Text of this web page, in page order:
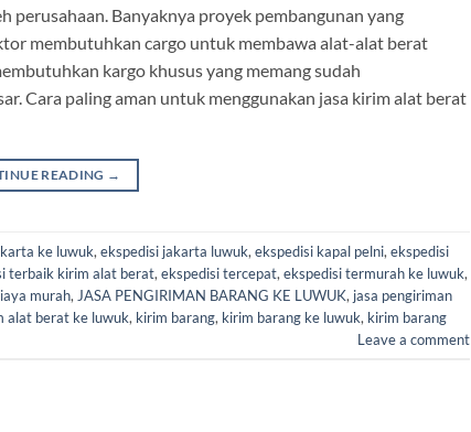
perusahaan. Banyaknya proyek pembangunan yang
membutuhkan cargo untuk membawa alat-alat berat
kargo khusus yang memang sudah
Cara paling aman untuk menggunakan jasa kirim alat berat
READING →
ke luwuk, ekspedisi jakarta luwuk, ekspedisi kapal pelni, ekspedisi
terbaik kirim alat berat, ekspedisi tercepat, ekspedisi termurah ke luwuk,
murah, JASA PENGIRIMAN BARANG KE LUWUK, jasa pengiriman
alat berat ke luwuk, kirim barang, kirim barang ke luwuk, kirim barang
Leave a comment